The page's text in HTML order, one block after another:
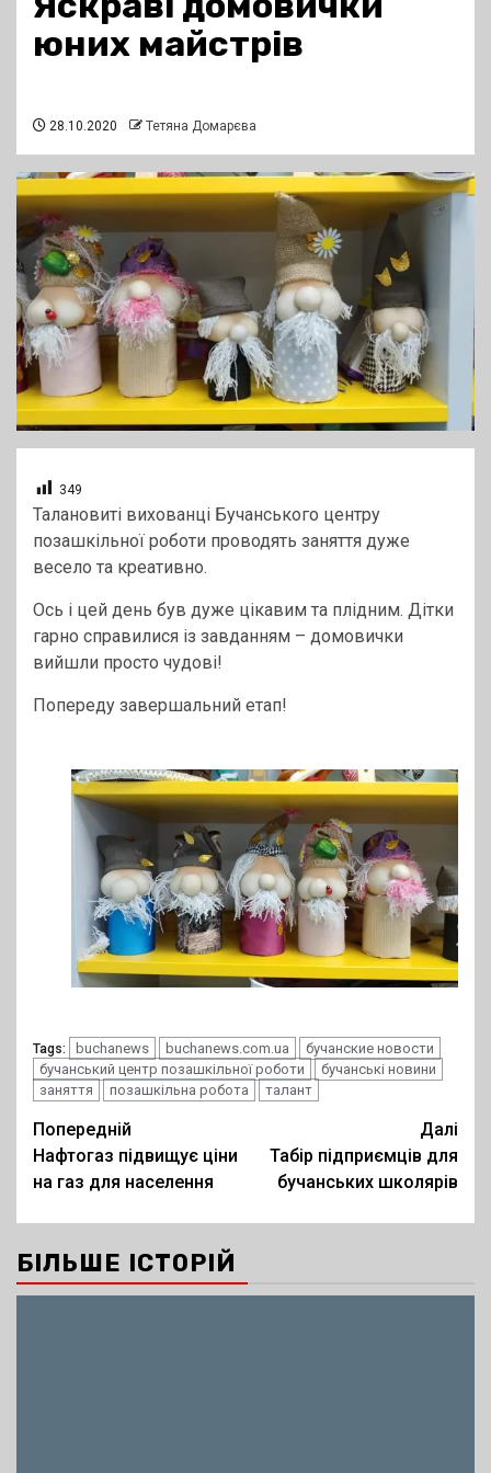
юних майстрів
28.10.2020 Тетяна Домарєва
349
Талановиті вихованці Бучанського центру
позашкільної роботи проводять заняття дуже
весело та креативно.
Ось і цей день був дуже цікавим та плідним. Дітки
гарно справилися із завданням – домовички
вийшли просто чудові!
Попереду завершальний етап!
Tags: buchanews buchanews.com.ua
бучанские новости
бучанський центр позашкільної роботи
бучанські новини
заняття
позашкільна робота талант
Post
navigation
Попередній
Нафтогаз підвищує ціни
на газ для населення
Далі
Табір підприємців для
бучанських школярів
БІЛЬШЕ ІСТОРІЙ